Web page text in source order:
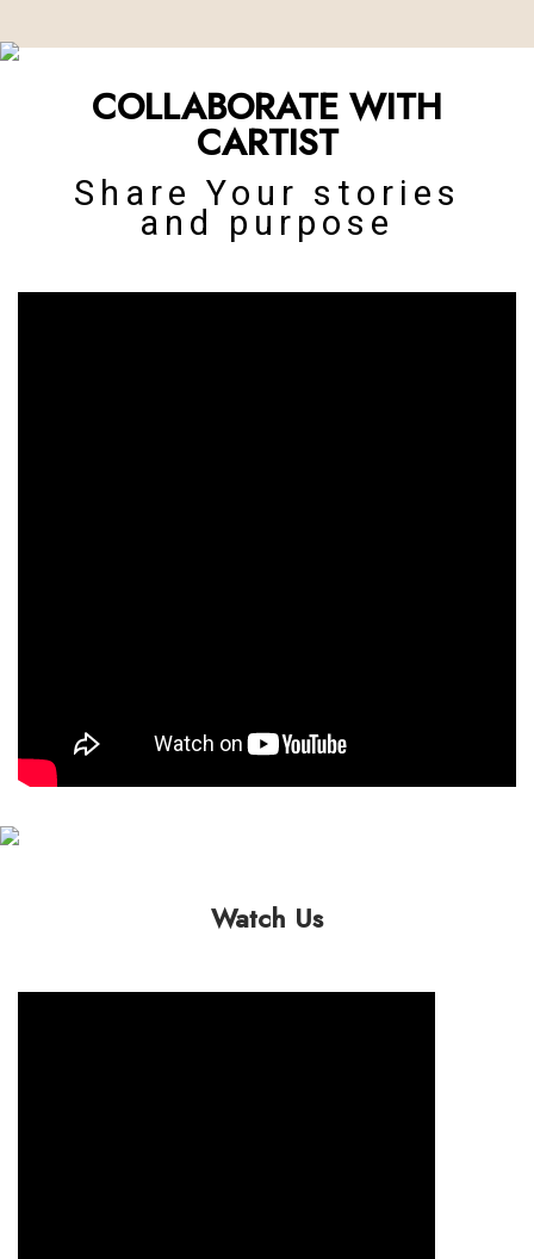
Restoring and preserving the
automobile history of india
COLLABORATE WITH
CARTIST
Share Your stories
and purpose
Watch Us